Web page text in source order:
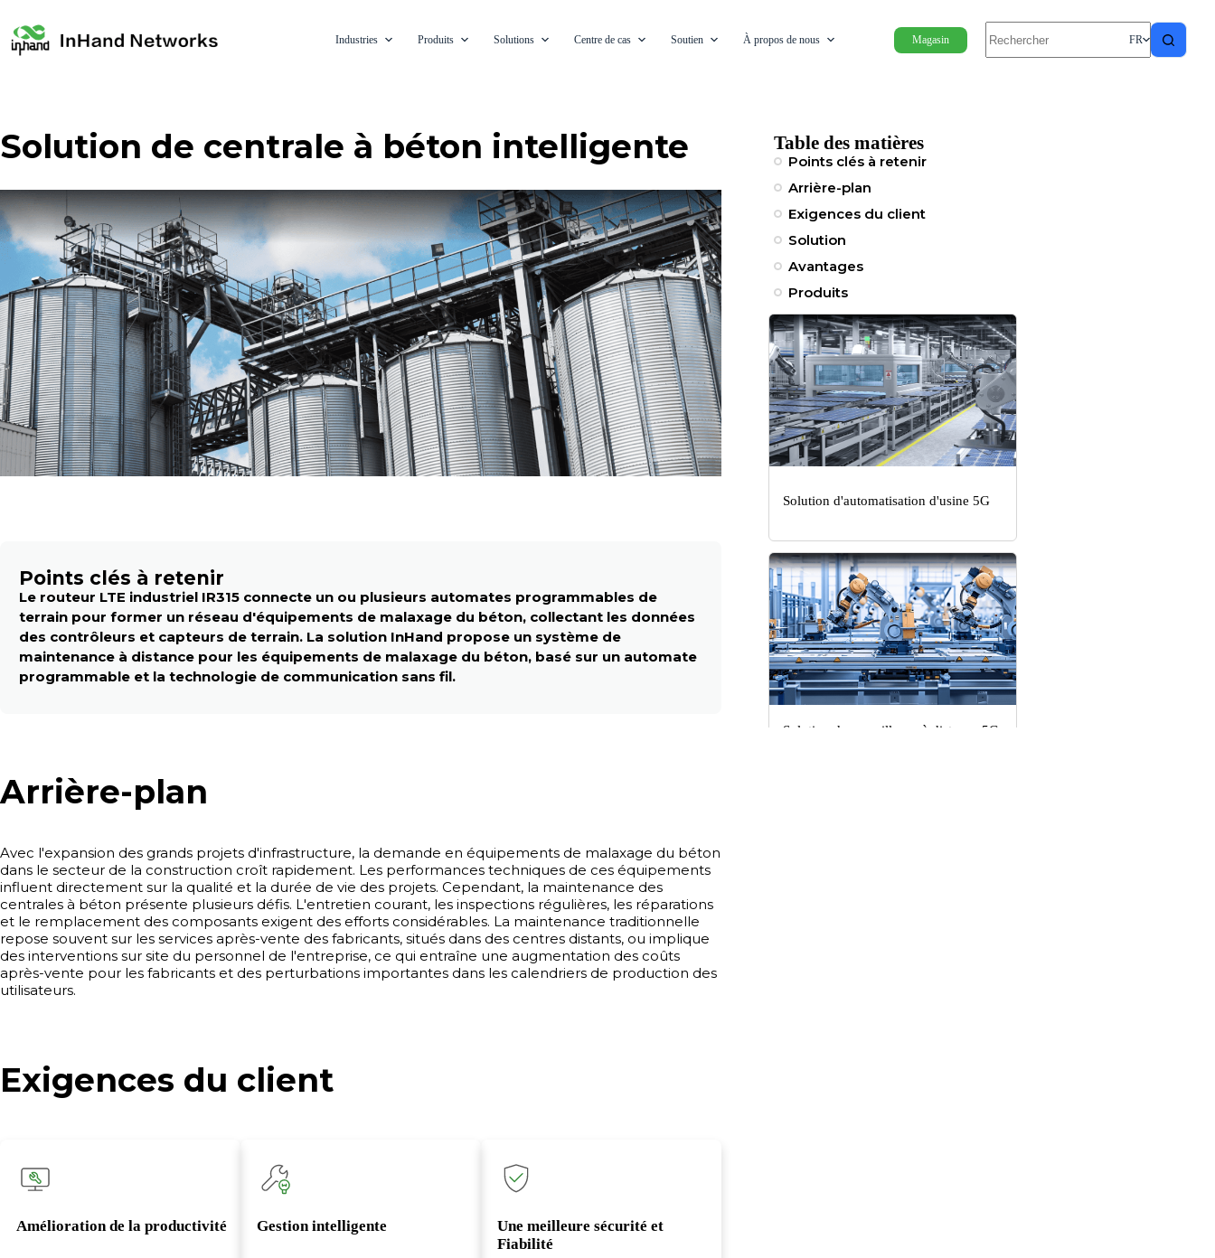
Industries Produits Solutions Centre de cas Soutien À propos de nous Magasin FR
Solution de centrale à béton intelligente
Points clés à retenir
Le routeur LTE industriel IR315 connecte un ou plusieurs automates programmables de
terrain pour former un réseau d'équipements de malaxage du béton, collectant les données
des contrôleurs et capteurs de terrain. La solution InHand propose un système de
maintenance à distance pour les équipements de malaxage du béton, basé sur un automate
programmable et la technologie de communication sans fil.
Arrière-plan
Avec l'expansion des grands projets d'infrastructure, la demande en équipements de malaxage du béton
dans le secteur de la construction croît rapidement. Les performances techniques de ces équipements
influent directement sur la qualité et la durée de vie des projets. Cependant, la maintenance des
centrales à béton présente plusieurs défis. L'entretien courant, les inspections régulières, les réparations
et le remplacement des composants exigent des efforts considérables. La maintenance traditionnelle
repose souvent sur les services après-vente des fabricants, situés dans des centres distants, ou implique
des interventions sur site du personnel de l'entreprise, ce qui entraîne une augmentation des coûts
après-vente pour les fabricants et des perturbations importantes dans les calendriers de production des
utilisateurs.
Exigences du client
Amélioration de la productivité Gestion intelligente
Une meilleure sécurité et
Fiabilité
Table des matières
Points clés à retenir
Arrière-plan
Exigences du client
Solution
Avantages
Produits
Solution d'automatisation d'usine 5G
Solution de surveillance à distance 5G